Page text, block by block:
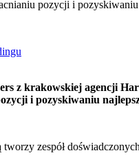
pozycji i
z krakowskiej agencji
i pozyskiwaniu
zespół